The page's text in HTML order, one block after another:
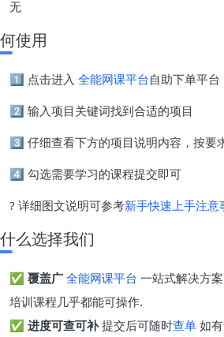
无
使用
1️⃣ 点击进入 全能网课平台自助下单平台
2️⃣ 输入项目关键词找到合适的项目
3️⃣ 仔细查看下方的项目说明内容，按要
4️⃣ 勾选需要学习的课程提交即可
? 详细图文说明可参考新手快速上手注意
么选择我们
✅ 覆盖广 全能网课平台 一站式解决方
培训课程几乎都能可操作.
✅ 进度可查可补提交后可随时查单 如